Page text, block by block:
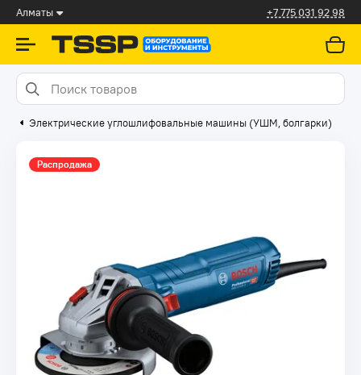
Алматы +7 775 031 92 98
Электрические углошлифовальные машины (УШМ, болгарки)
Распродажа